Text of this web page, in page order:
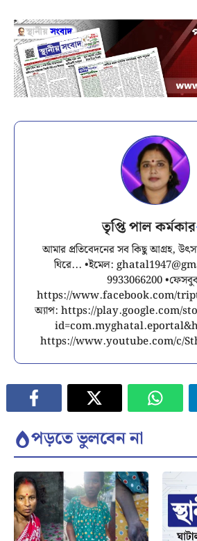
তৃপ্তি পাল কর্মকার
আমার প্রতিবেদনের সব কিছু আগ্রহ,
ঘিরে... •ইমেল:
9933066200
https://www.facebook.com/
অ্যাপ: https://play.google.com/
https://www.youtube.com/c/
পড়তে ভুলবেন না